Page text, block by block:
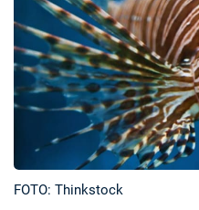
Témata
Pořady
TV Program
Časopis
Sledujte prima+
FOTO: Thinkstock